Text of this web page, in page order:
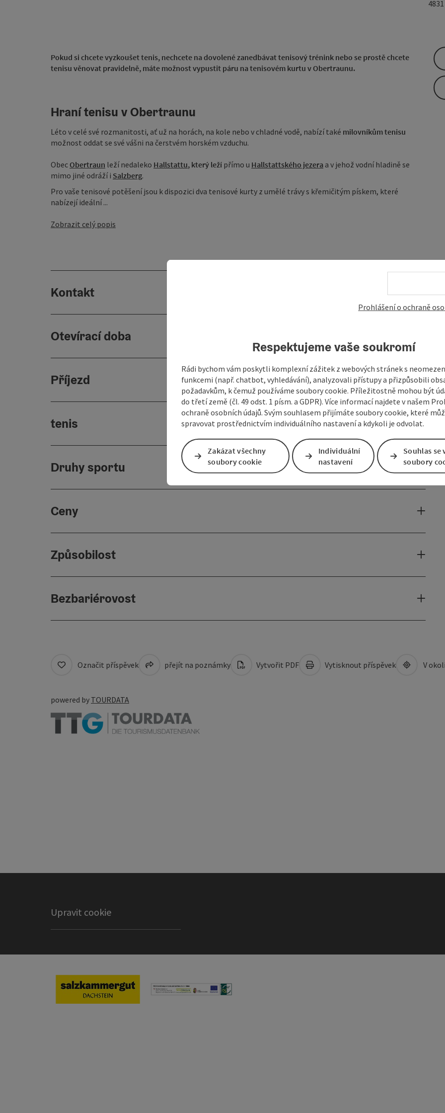
4831
Pokud si chcete vyzkoušet tenis, nechcete na dovolené zanedbávat tenisový trénink nebo se prostě chcete
tenisu věnovat pravidelně, máte možnost vypustit páru na tenisovém kurtu v Obertraunu.
Hraní tenisu v Obertraunu
Léto v celé své rozmanitosti, ať už na horách, na kole nebo v chladné vodě, nabízí také milovníkům tenisu
možnost oddat se své vášni na čerstvém horském vzduchu.
Obec Obertraun leží nedaleko Hallstattu, který leží přímo u Hallstattského jezera a v jehož vodní hladině se
mimo jiné odráží i Salzberg.
Pro vaše tenisové potěšení jsou k dispozici dva tenisové kurty z umělé trávy s křemičitým pískem, které
nabízejí ideální ...
Zobrazit celý popis
Kontakt
Otevírací doba
Příjezd
tenis
Druhy sportu
Ceny
Způsobilost
Bezbariérovost
Označit příspěvek přejít na poznámky Vytvořit PDF Vytisknout příspěvek V
powered by TOURDATA
Upravit cookie
Prohlášení o ochraně
Respektujeme vaše soukromí
Rádi bychom vám poskytli komplexní zážitek z webových stránek s
funkcemi (např. chatbot, vyhledávání), analyzovali přístupy a přizpůsobili
požadavkům, k čemuž používáme soubory cookie. Příležitostně mohou být
do třetí země (čl. 49 odst. 1 písm. a GDPR). Více informací najdete v našem
ochraně osobních údajů. Svým souhlasem přijímáte soubory cookie, které
spravovat prostřednictvím individuálního nastavení a kdykoli je odvolat.
Zakázat všechny
soubory cookie
Individuální
nastavení
Souhlas se
soubory